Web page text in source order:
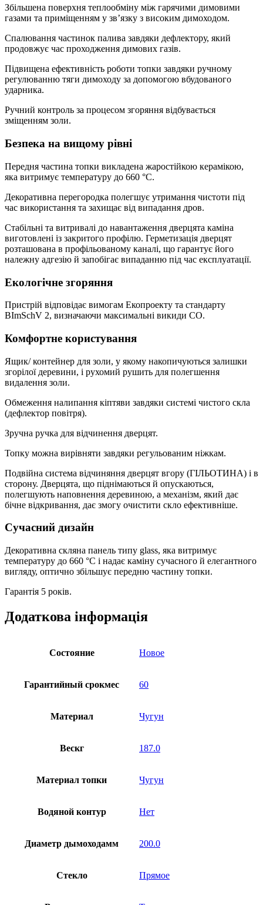
Збільшена поверхня теплообміну між гарячими димовими
газами та приміщенням у зв’язку з високим димоходом.
Спалювання частинок палива завдяки дефлектору, який
продовжує час проходження димових газів.
Підвищена ефективність роботи топки завдяки ручному
регулюванню тяги димоходу за допомогою вбудованого
ударника.
Ручний контроль за процесом згоряння відбувається
зміщенням золи.
Безпека на вищому рівні
Передня частина топки викладена жаростійкою керамікою,
яка витримує температуру до 660 °C.
Декоративна перегородка полегшує утримання чистоти під
час використання та захищає від випадання дров.
Стабільні та витривалі до навантаження дверцята каміна
виготовлені із закритого профілю. Герметизація дверцят
розташована в профільованому каналі, що гарантує його
належну адгезію й запобігає випаданню під час експлуатації.
Екологічне згоряння
Пристрій відповідає вимогам Екопроекту та стандарту
BImSchV 2, визначаючи максимальні викиди CO.
Комфортне користування
Ящик/ контейнер для золи, у якому накопичуються залишки
згорілої деревини, і рухомий рушить для полегшення
видалення золи.
Обмеження налипання кіптяви завдяки системі чистого скла
(дефлектор повітря).
Зручна ручка для відчинення дверцят.
Топку можна вирівняти завдяки регульованим ніжкам.
Подвійна система відчиняння дверцят вгору (ГІЛЬОТИНА) і в
сторону. Дверцята, що піднімаються й опускаються,
полегшують наповнення деревиною, а механізм, який дає
бічне відкривання, дає змогу очистити скло ефективніше.
Сучасний дизайн
Декоративна скляна панель типу glass, яка витримує
температуру до 660 °C і надає каміну сучасного й елегантного
вигляду, оптично збільшує передню частину топки.
Гарантія 5 років.
Додаткова інформація
Состояние Новое
Гарантийный срокмес 60
Материал Чугун
Вескг 187.0
Материал топки Чугун
Водяной контур Нет
Диаметр дымоходамм 200.0
Стекло Прямое